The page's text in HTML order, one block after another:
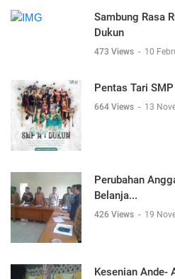
Sambung Rasa
Dukun
473 Views - 10
Pentas Tari
664 Views - 13
Perubahan
Belanja...
426 Views - 19
Kesenian Ande-